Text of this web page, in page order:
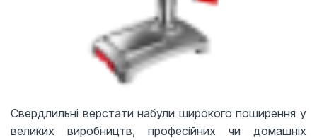
Свердлильні верстати набули широкого поширення у
великих виробництв, професійних чи домашніх